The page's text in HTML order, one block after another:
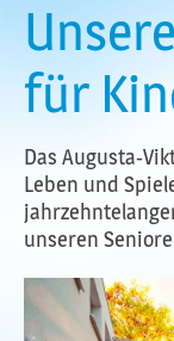
für
Das Augusta-
Leben und
unseren